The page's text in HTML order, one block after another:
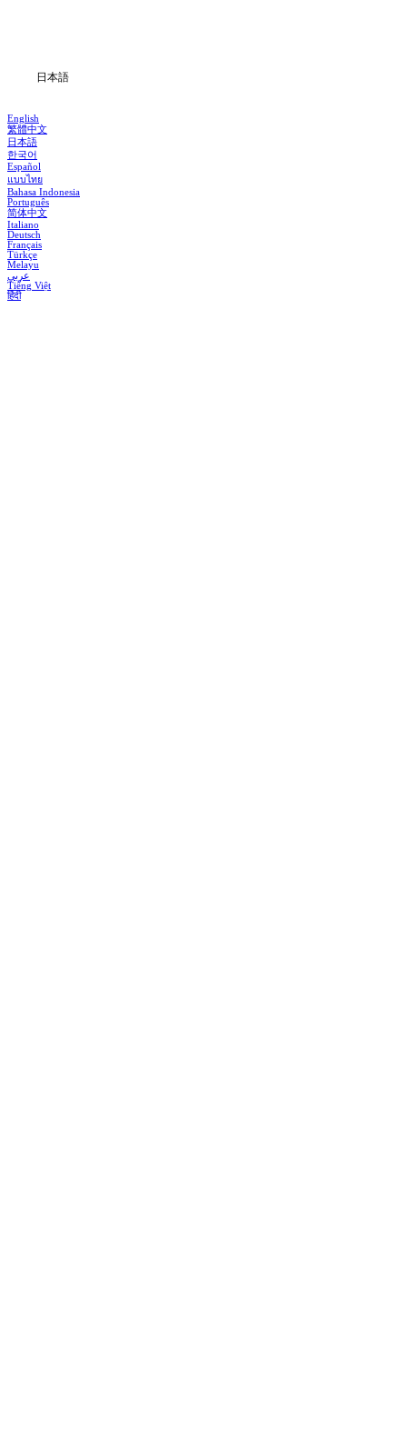
日本語
English
繁體中文
日本語
한국어
Español
แบบไทย
Bahasa Indonesia
Português
简体中文
Italiano
Deutsch
Français
Türkçe
Melayu
عربي
Tiếng Việt
हिंदी